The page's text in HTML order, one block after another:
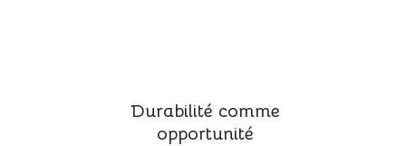
Durabilité comme
opportunité